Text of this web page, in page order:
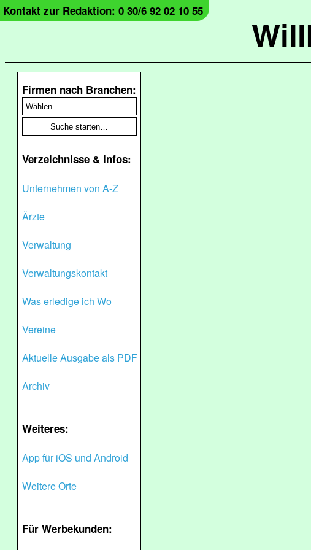
Kontakt zur Redaktion: 0 30/6 92 02 10 55
Firmen nach Branchen:
Verzeichnisse & Infos:
Unternehmen von A-Z
Ärzte
Verwaltung
Verwaltungskontakt
Was erledige ich Wo
Vereine
Aktuelle Ausgabe als PDF
Archiv
Weiteres:
App für iOS und Android
Weitere Orte
Für Werbekunden: